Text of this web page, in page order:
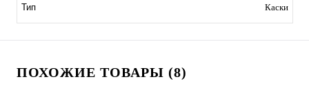
Тип Каски
ПОХОЖИЕ ТОВАРЫ (8)